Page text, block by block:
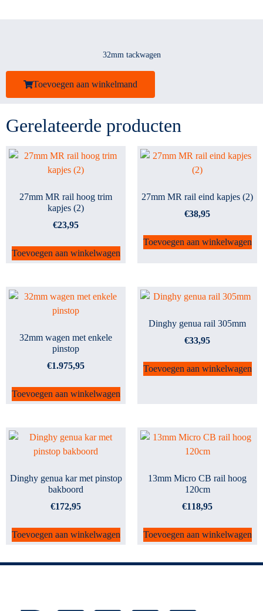
32mm tackwagen
Toevoegen aan winkelmand
Gerelateerde producten
27mm MR rail hoog trim
kapjes (2)
€23,95
Toevoegen aan winkelwagen
27mm MR rail eind kapjes (2)
€38,95
Toevoegen aan winkelwagen
32mm wagen met enkele
pinstop
€1.975,95
Toevoegen aan winkelwagen
Dinghy genua rail 305mm
€33,95
Toevoegen aan winkelwagen
Dinghy genua kar met pinstop
bakboord
€172,95
Toevoegen aan winkelwagen
13mm Micro CB rail hoog
120cm
€118,95
Toevoegen aan winkelwagen